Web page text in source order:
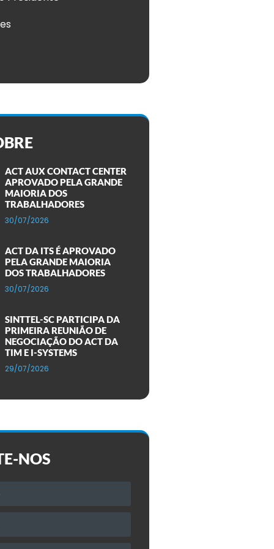
ACT AUX CONTACT CENTER
APROVADO PELA GRANDE
MAIORIA DOS
TRABALHADORES
30/07/2026
ACT DA ITS É APROVADO
PELA GRANDE MAIORIA
DOS TRABALHADORES
30/07/2026
SINTTEL-SC PARTICIPA DA
PRIMEIRA REUNIÃO DE
NEGOCIAÇÃO DO ACT DA
TIM E I-SYSTEMS
29/07/2026
NOS